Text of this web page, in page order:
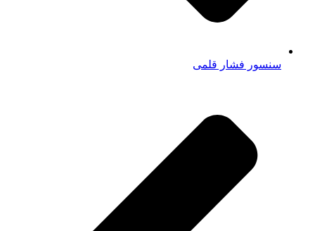
سنسور فشار قلمی